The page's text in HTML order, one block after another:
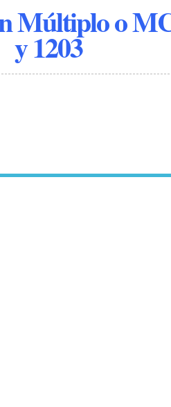
Múltiplo o
y 1203